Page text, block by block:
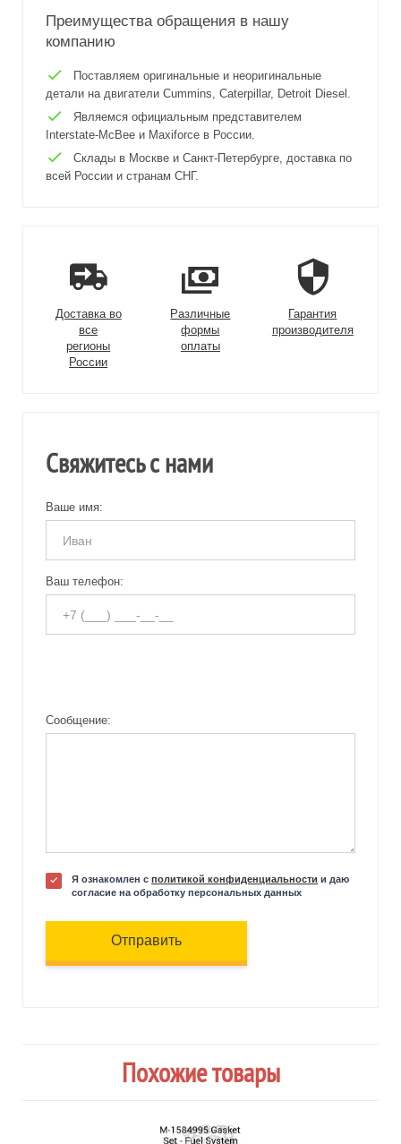
Преимущества обращения в нашу
компанию
Поставляем оригинальные и неоригинальные
детали на двигатели Cummins, Caterpillar, Detroit Diesel.
Являемся официальным представителем
Interstate-McBee и Maxiforce в России.
Склады в Москве и Санкт-Петербурге, доставка по
всей России и странам СНГ.
Доставка во
все
регионы
России
Различные
формы
оплаты
Гарантия
производителя
Свяжитесь с нами
Ваше имя:
Ваш телефон:
Сообщение:
Я ознакомлен с политикой конфиденциальности и даю
согласие на обработку персональных данных
Отправить
Похожие товары